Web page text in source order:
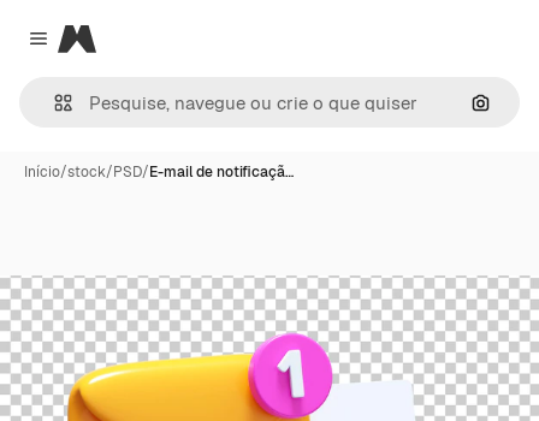
Close menu
Magnific
Início/stock/PSD/E-mail de notificaçã…